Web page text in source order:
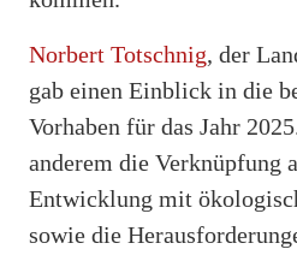
Norbert Totschnig, der
gab einen Einblick in die
Vorhaben für das Jahr
anderem die Verknüpfung
Entwicklung mit
sowie die